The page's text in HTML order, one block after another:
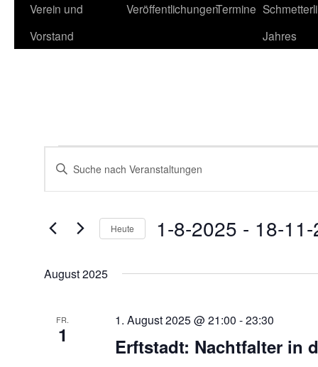
Verein und
Vorstand
VeröffentlichungenTermine
Jahres
Veranstaltungen
Veranstaltungen
Suche
und
Ansichten,
Bitte
Schlüsselwort
Veranstaltungen
Schlüsselwort.
Heute 1-8-2025 - 18-
August 2025
FR.
1 Erftstadt: Nachtfalter in
1. August 2025 @ 21:00 -23:30